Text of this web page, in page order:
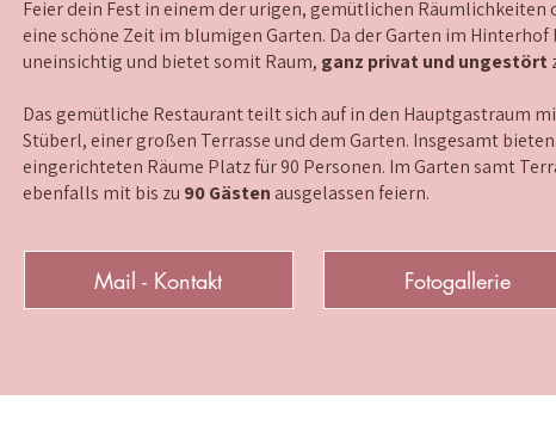
Feier dein Fest in einem der urigen, gemütlichen Räumlichkeiten
eine schöne Zeit im blumigen Garten. Da der Garten im
uneinsichtig und bietet somit Raum, ganz privat und ungestört
Das gemütliche Restaurant teilt sich auf in den Hauptgastraum
Stüberl, einer großen Terrasse und dem Garten. Insgesamt
eingerichteten Räume Platz für 90 Personen. Im Garten samt
ebenfalls mitbis zu 90 Gästen ausgelassen feiern.​
Mail - Kontakt Fotogallerie